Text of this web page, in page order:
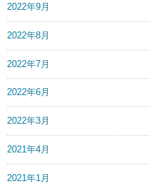
2022年9月
2022年8月
2022年7月
2022年6月
2022年3月
2021年4月
2021年1月